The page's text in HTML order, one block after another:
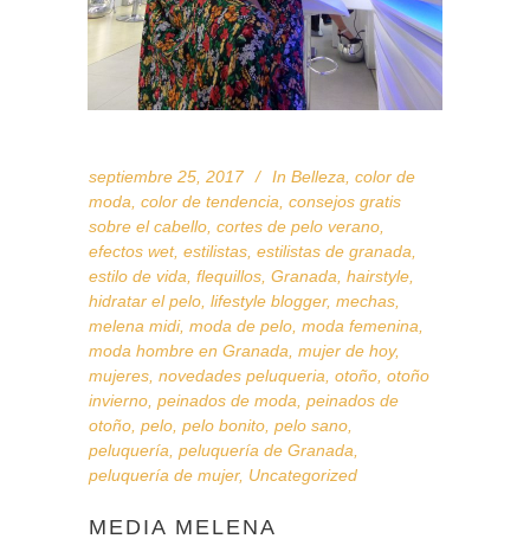
septiembre 25, 2017 In Belleza, color de
moda, color de tendencia, consejos gratis
sobre el cabello, cortes de pelo verano,
efectos wet, estilistas, estilistas de granada,
estilo de vida, flequillos, Granada, hairstyle,
hidratar el pelo, lifestyle blogger, mechas,
melena midi, moda de pelo, moda femenina,
moda hombre en Granada, mujer de hoy,
mujeres, novedades peluqueria, otoño, otoño
invierno, peinados de moda, peinados de
otoño, pelo, pelo bonito, pelo sano,
peluquería, peluquería de Granada,
peluquería de mujer, Uncategorized
MEDIA MELENA